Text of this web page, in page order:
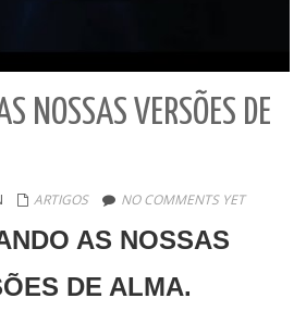
NOSSAS VERSÕES DE
ARTIGOS NO COMMENTS YET
AS NOSSAS
DE ALMA.